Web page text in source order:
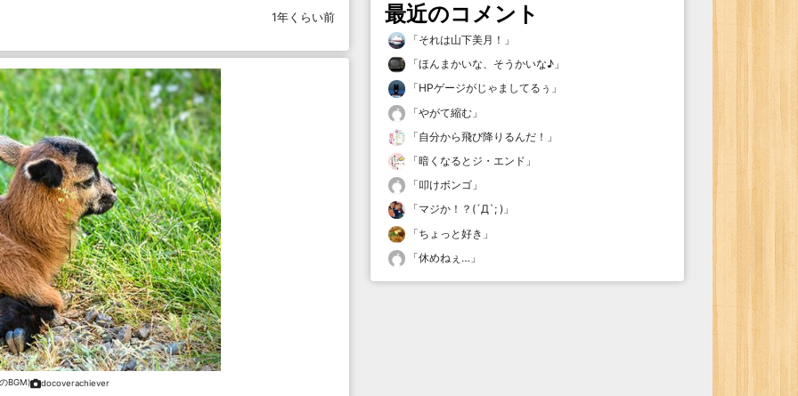
1年くらい前
BGM) docoverachiever
最近のコメント
「それは山下美月！ 」
「ほんまかいな、そうかいな♪ 」
「HPゲージがじゃましてるぅ 」
「やがて縮む 」
「自分から飛び降りるんだ！ 」
「暗くなるとジ・エンド 」
「叩けボンゴ 」
「マジか！？(´Д`; ) 」
「ちょっと好き 」
「休めねぇ… 」